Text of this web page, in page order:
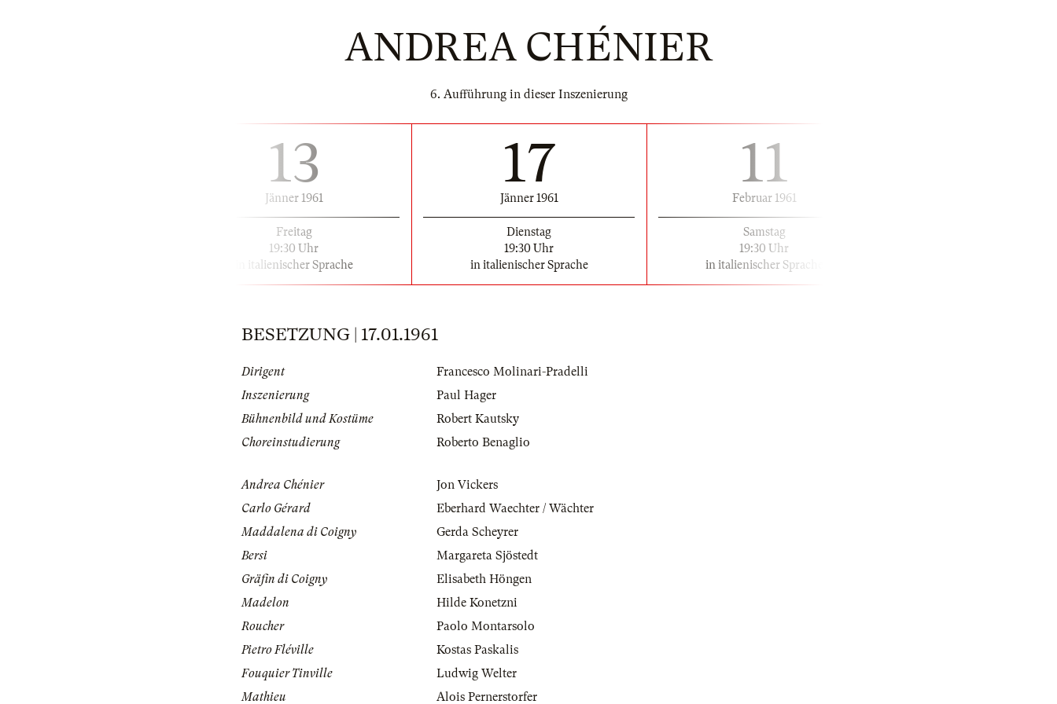
ANDREA CHÉNIER
6. Aufführung in dieser Inszenierung
13
Jänner 1961
Freitag
19:30 Uhr
in italienischer Sprache
17
Jänner 1961
Dienstag
19:30 Uhr
in italienischer Sprache
11
Februar 1961
Samstag
19:30 Uhr
in italienischer Sprache
BESETZUNG | 17.01.1961
Dirigent
Francesco Molinari-Pradelli
Inszenierung
Paul Hager
Bühnenbild und Kostüme
Robert Kautsky
Choreinstudierung
Roberto Benaglio
Andrea Chénier
Jon Vickers
Carlo Gérard
Eberhard Waechter / Wächter
Maddalena di Coigny
Gerda Scheyrer
Bersi
Margareta Sjöstedt
Gräfin di Coigny
Elisabeth Höngen
Madelon
Hilde Konetzni
Roucher
Paolo Montarsolo
Pietro Fléville
Kostas Paskalis
Fouquier Tinville
Ludwig Welter
Mathieu
Alois Pernerstorfer